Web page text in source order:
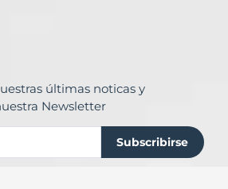
últimas noticas y
Newsletter
Subscribirse